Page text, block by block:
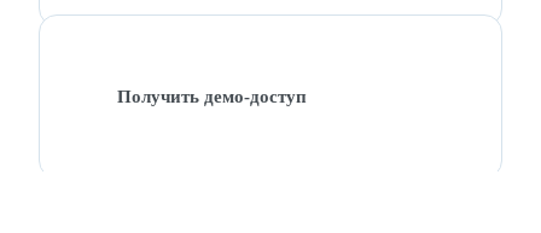
Получить демо-доступ